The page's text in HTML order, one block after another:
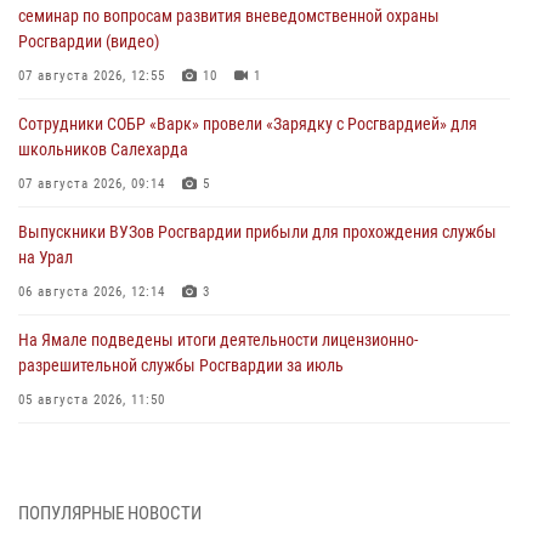
семинар по вопросам развития вневедомственной охраны
Росгвардии (видео)
07 августа 2026, 12:55 10 1
Сотрудники СОБР «Варк» провели «Зарядку с Росгвардией» для
школьников Салехарда
07 августа 2026, 09:14 5
Выпускники ВУЗов Росгвардии прибыли для прохождения службы
на Урал
06 августа 2026, 12:14 3
На Ямале подведены итоги деятельности лицензионно-
разрешительной службы Росгвардии за июль
05 августа 2026, 11:50
03 августа 2026, 07:21 2
ПОПУЛЯРНЫЕ НОВОСТИ